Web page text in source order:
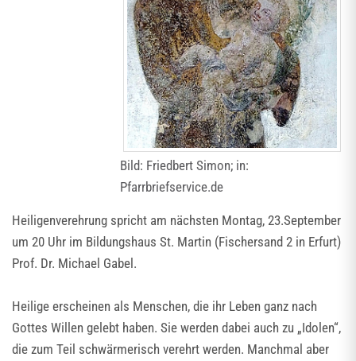
Bild: Friedbert Simon; in:
Pfarrbriefservice.de
Heiligenverehrung spricht am nächsten Montag, 23.September
um 20 Uhr im Bildungshaus St. Martin (Fischersand 2 in Erfurt)
Prof. Dr. Michael Gabel.
Heilige erscheinen als Menschen, die ihr Leben ganz nach
Gottes Willen gelebt haben. Sie werden dabei auch zu „Idolen“,
die zum Teil schwärmerisch verehrt werden. Manchmal aber